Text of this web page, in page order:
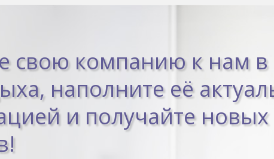
свою компанию к нам в
наполните её
и получайте новых